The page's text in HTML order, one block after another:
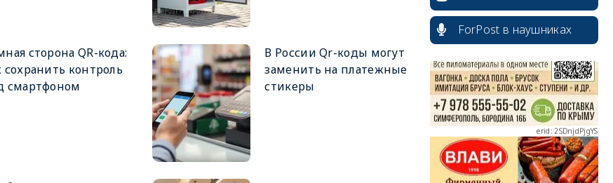
сторона QR-кода:
сохранить контроль
смартфоном
В России Qr-коды могут
заменить на платежные
стикеры
ForPost в наушниках
erid: 2SDnjdPjgYS